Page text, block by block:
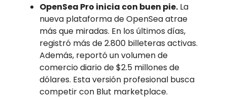
OpenSea Pro inicia con buen pie. La
nueva plataforma de OpenSea atrae
más que miradas. En los últimos días,
registró más de 2.800 billeteras activas.
Además, reportó un volumen de
comercio diario de $2.5 millones de
dólares. Esta versión profesional busca
competir con Blut marketplace.